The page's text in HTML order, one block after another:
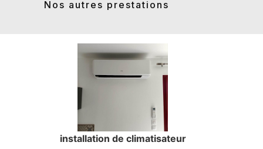
Nos autres prestations
installation de climatisateur